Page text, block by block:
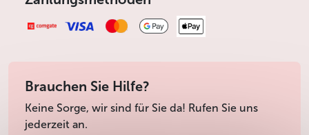
Man muss nur seine Füße ins Wasser eintauchen und die
daran gibt es gar keinen Zweifel! – vor allem, damit man
sich bei einem Spaziergang durch die Altstadt an den
Blicken auf jene Fremde hinter den Fenstern weiden kann,
die sich ihre Füße von den kleinen Fischchen anknabbern
Brauchen Sie Hilfe?
Keine Sorge, wir sind für Sie da! Rufen Sie uns
jederzeit an.